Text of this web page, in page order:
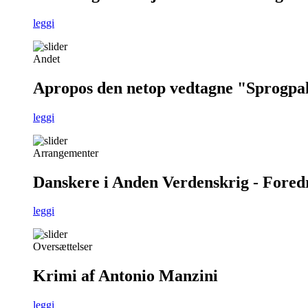
leggi
Andet
Apropos den netop vedtagne
leggi
Arrangementer
Danskere i Anden Verdenskrig -
leggi
Oversættelser
Krimi af Antonio Manzini
leggi